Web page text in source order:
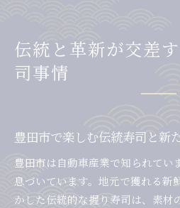
伝統と革新が交差
司事情
豊田市で楽しむ伝統寿司と新
豊田市は自動車産業で知られてい
息づいています。地元で獲れる新
かした伝統的な握り寿司は、素材